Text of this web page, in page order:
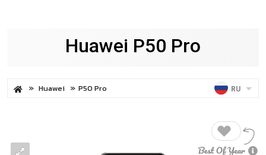
Huawei P50 Pro
Huawei P50 Pro RU